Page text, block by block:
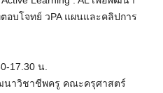
อบโจทย์ วPA แผนและคลิปการ
17.30 น.
าวิชาชีพครู คณะครุศาสตร์